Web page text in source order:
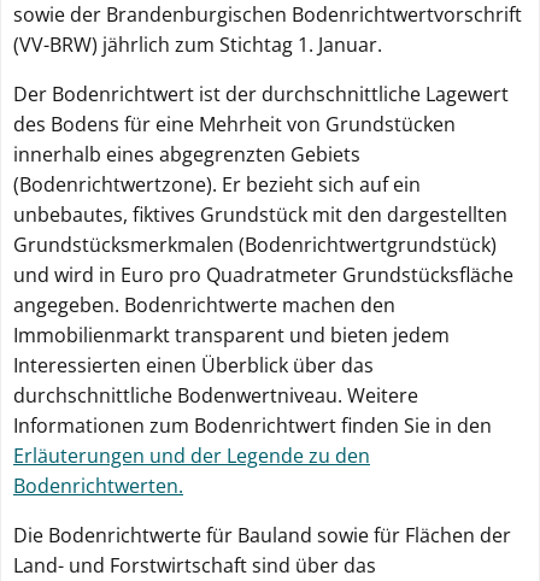
Webanalyse
zulassen
Webanalyse
ablehnen
sowie der Brandenburgischen Bodenrichtwertvorschrift
(VV-BRW) jährlich zum Stichtag 1. Januar.
Der Bodenrichtwert ist der durchschnittliche Lagewert
des Bodens für eine Mehrheit von Grundstücken
innerhalb eines abgegrenzten Gebiets
(Bodenrichtwertzone). Er bezieht sich auf ein
unbebautes, fiktives Grundstück mit den dargestellten
Grundstücksmerkmalen (Bodenrichtwertgrundstück)
und wird in Euro pro Quadratmeter Grundstücksfläche
angegeben. Bodenrichtwerte machen den
Immobilienmarkt transparent und bieten jedem
Interessierten einen Überblick über das
durchschnittliche Bodenwertniveau. Weitere
Informationen zum Bodenrichtwert finden Sie in den
Erläuterungen und der Legende zu den
Bodenrichtwerten.
Die Bodenrichtwerte für Bauland sowie für Flächen der
Land- und Forstwirtschaft sind über das